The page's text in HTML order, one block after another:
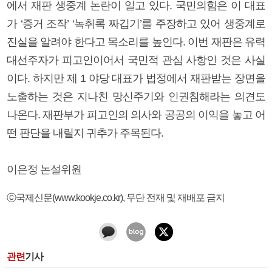
에서 재판 생중계 논란이 일고 있다. 국민의힘은 이 대표
가 ‘증거 조작’ ‘녹취록 짜깁기’를 주장하고 있어 생중계로
진실을 알려야 한다고 목소리를 높인다. 이번 재판은 유력
대선주자가 피고인이어서 국민적 관심 사항인 것은 사실
이다. 하지만 제 1 야당 대표가 법정에서 재판받는 장면을
노출하는 것은 지나친 망신주기와 인권침해라는 의견도
나온다. 재판부가 피고인의 의사와 공공의 이익을 놓고 어
떤 판단을 내릴지 귀추가 주목된다.
이은정 논설위원
ⓒ국제신문(www.kookje.co.kr), 무단 전재 및 재배포 금지
관련기사